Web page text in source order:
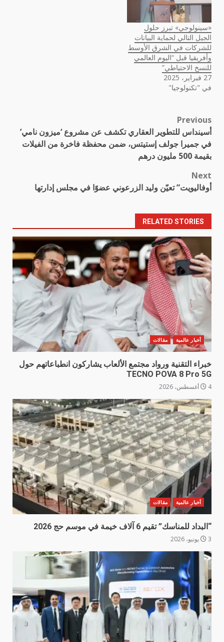
«سينولوجي» تبرز حلول
الجيل التالي لحماية البيانات
للشركات في الشرق الأوسط
وأفريقيا قبل “اليوم العالمي
للنسخ الاحتياطي”
27 فبراير، 2025
في "تكنولوجيا"
Post
navigation
Previous
أسينداس للتطوير العقاري تكشف عن مشروع ‘ميزون نامي’
في جميرا جولف إستيتس، ضمن محفظة فاخرة من الفيلات
بقيمة 500 مليون درهم
Next
أوفاليويت” تعيّن وليد الزرعوني عضوًا في مجلس إدارتها
RELATED STORIES
أخبار عالمية مقالات
خبراء التقنية ورواد مجتمع الألعاب يشاركون انطباعاتهم حول
TECNO POVA 8 Pro 5G
4 أغسطس، 2026
أخبار عالمية مقالات
“البداد للمناسك” تقيم 6 آلاف خيمة في موسم حج 2026
3 يونيو، 2026